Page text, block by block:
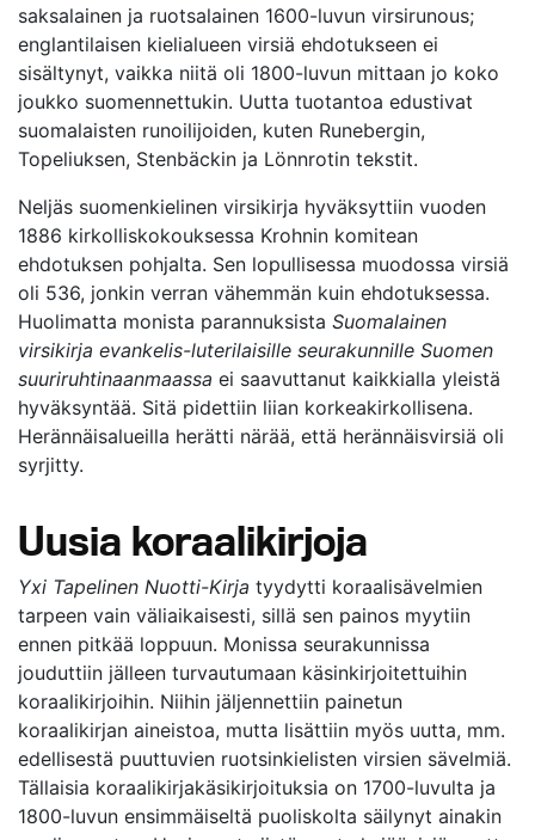
saksalainen ja ruotsalainen 1600-luvun virsirunous;
englantilaisen kielialueen virsiä ehdotukseen ei
sisältynyt, vaikka niitä oli 1800-luvun mittaan jo koko
joukko suomennettukin. Uutta tuotantoa edustivat
suomalaisten runoilijoiden, kuten Runebergin,
Topeliuksen, Stenbäckin ja Lönnrotin tekstit.
Neljäs suomenkielinen virsikirja hyväksyttiin vuoden
1886 kirkolliskokouksessa Krohnin komitean
ehdotuksen pohjalta. Sen lopullisessa muodossa virsiä
oli 536, jonkin verran vähemmän kuin ehdotuksessa.
Huolimatta monista parannuksista Suomalainen
virsikirja evankelis-luterilaisille seurakunnille Suomen
suuriruhtinaanmaassa ei saavuttanut kaikkialla yleistä
hyväksyntää. Sitä pidettiin liian korkeakirkollisena.
Herännäisalueilla herätti närää, että herännäisvirsiä oli
syrjitty.
Uusia koraalikirjoja
Yxi Tapelinen Nuotti-Kirja tyydytti koraalisävelmien
tarpeen vain väliaikaisesti, sillä sen painos myytiin
ennen pitkää loppuun. Monissa seurakunnissa
jouduttiin jälleen turvautumaan käsinkirjoitettuihin
koraalikirjoihin. Niihin jäljennettiin painetun
koraalikirjan aineistoa, mutta lisättiin myös uutta, mm.
edellisestä puuttuvien ruotsinkielisten virsien sävelmiä.
Tällaisia koraalikirjakäsikirjoituksia on 1700-luvulta ja
1800-luvun ensimmäiseltä puoliskolta säilynyt ainakin